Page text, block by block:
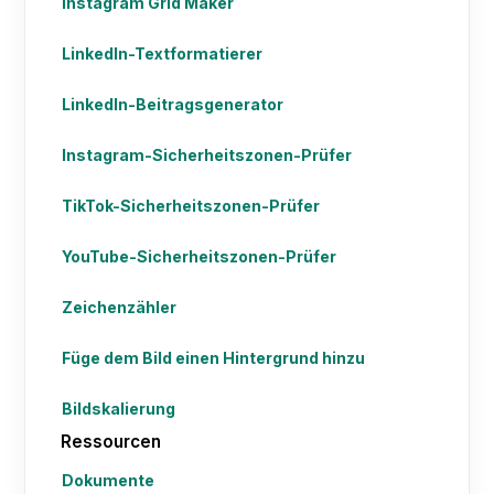
LinkedIn-Textformatierer
LinkedIn-Beitragsgenerator
Instagram-Sicherheitszonen-Prüfer
TikTok-Sicherheitszonen-Prüfer
YouTube-Sicherheitszonen-Prüfer
Zeichenzähler
Füge dem Bild einen Hintergrund hinzu
Bildskalierung
Ressourcen
Dokumente